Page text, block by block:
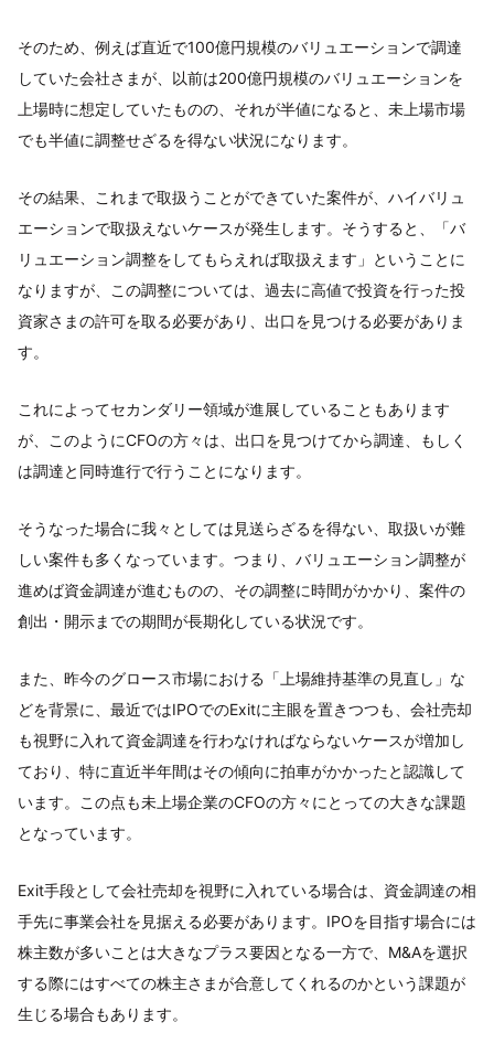
そのため、例えば直近で100億円規模のバリュエーションで調達
していた会社さまが、以前は200億円規模のバリュエーションを
上場時に想定していたものの、それが半値になると、未上場市場
でも半値に調整せざるを得ない状況になります。
その結果、これまで取扱うことができていた案件が、ハイバリュ
エーションで取扱えないケースが発生します。そうすると、「バ
リュエーション調整をしてもらえれば取扱えます」ということに
なりますが、この調整については、過去に高値で投資を行った投
資家さまの許可を取る必要があり、出口を見つける必要がありま
す。
これによってセカンダリー領域が進展していることもあります
が、このようにCFOの方々は、出口を見つけてから調達、もしく
は調達と同時進行で行うことになります。
そうなった場合に我々としては見送らざるを得ない、取扱いが難
しい案件も多くなっています。つまり、バリュエーション調整が
進めば資金調達が進むものの、その調整に時間がかかり、案件の
創出・開示までの期間が長期化している状況です。
また、昨今のグロース市場における「上場維持基準の見直し」な
どを背景に、最近ではIPOでのExitに主眼を置きつつも、会社売却
も視野に入れて資金調達を行わなければならないケースが増加し
ており、特に直近半年間はその傾向に拍車がかかったと認識して
います。この点も未上場企業のCFOの方々にとっての大きな課題
となっています。
Exit手段として会社売却を視野に入れている場合は、資金調達の相
手先に事業会社を見据える必要があります。IPOを目指す場合には
株主数が多いことは大きなプラス要因となる一方で、M&Aを選択
する際にはすべての株主さまが合意してくれるのかという課題が
生じる場合もあります。